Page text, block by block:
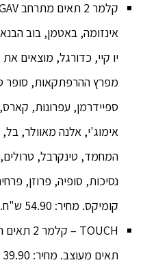
אינזומה, באטמן, בוב
יו קיי, כדורגל, מוצאים את
מפרץ ההרפתקאות, סופר
ספיידרמן, עפרונות,
אימוג'י, אלנה מאוולר,
המחמד, טינקרבל, טרולים,
נסיכות, סופיה, פרוזן,
קומיקס. מחיר: 54.90 ש"ח.
תאים מעוצב. מחיר: 39.90 ש"ח.